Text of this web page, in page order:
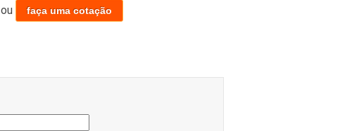
ou faça uma cotação